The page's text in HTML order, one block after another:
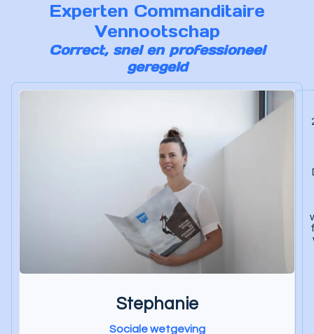
Experten Commanditaire
Vennootschap
Correct, snel en professioneel
geregeld
Stephanie
Sociale wetgeving